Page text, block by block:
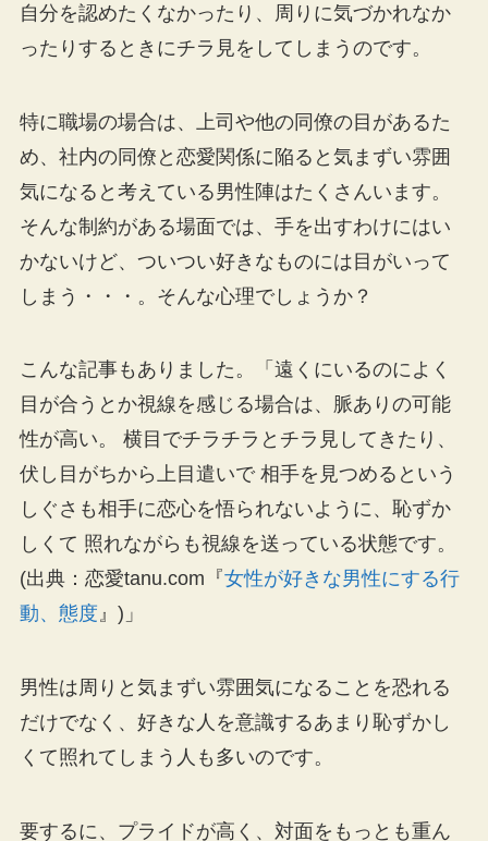
自分を認めたくなかったり、周りに気づかれなか
ったりするときにチラ見をしてしまうのです。
特に職場の場合は、上司や他の同僚の目があるた
め、社内の同僚と恋愛関係に陥ると気まずい雰囲
気になると考えている男性陣はたくさんいます。
そんな制約がある場面では、手を出すわけにはい
かないけど、ついつい好きなものには目がいって
しまう・・・。そんな心理でしょうか？
こんな記事もありました。「遠くにいるのによく
目が合うとか視線を感じる場合は、脈ありの可能
性が高い。 横目でチラチラとチラ見してきたり、
伏し目がちから上目遣いで 相手を見つめるという
しぐさも相手に恋心を悟られないように、恥ずか
しくて 照れながらも視線を送っている状態です。
(出典：恋愛tanu.com『女性が好きな男性にする行
動、態度』)」
男性は周りと気まずい雰囲気になることを恐れる
だけでなく、好きな人を意識するあまり恥ずかし
くて照れてしまう人も多いのです。
要するに、プライドが高く、対面をもっとも重ん